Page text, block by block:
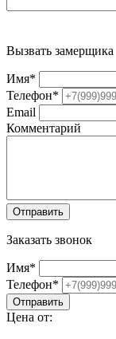
Вызвать замерщика
Имя*
Телефон*
Email
Комментарий
Заказать звонок
Имя*
Телефон*
Цена от: